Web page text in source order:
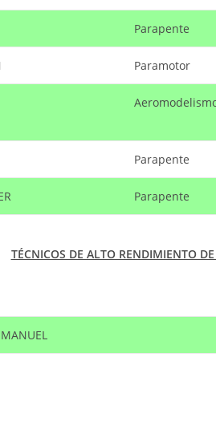
Parapente
Paramotor
Parapente
Parapente
TÉCNICOS DE ALTO RENDIMIENTO